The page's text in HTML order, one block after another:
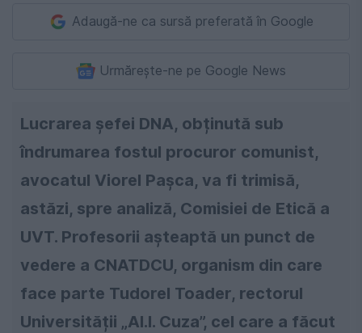
Adaugă-ne ca sursă preferată în Google
Urmărește-ne pe Google News
Lucrarea șefei DNA, obținută sub
îndrumarea fostul procuror comunist,
avocatul Viorel Pașca, va fi trimisă,
astăzi, spre analiză, Comisiei de Etică a
UVT. Profesorii așteaptă un punct de
vedere a CNATDCU, organism din care
face parte Tudorel Toader, rectorul
Universității „Al.I. Cuza”, cel care a făcut